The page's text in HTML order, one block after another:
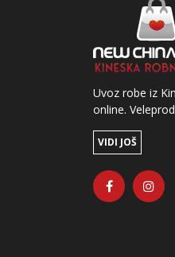
Uvoz robe iz
online.
VIDI JOŠ